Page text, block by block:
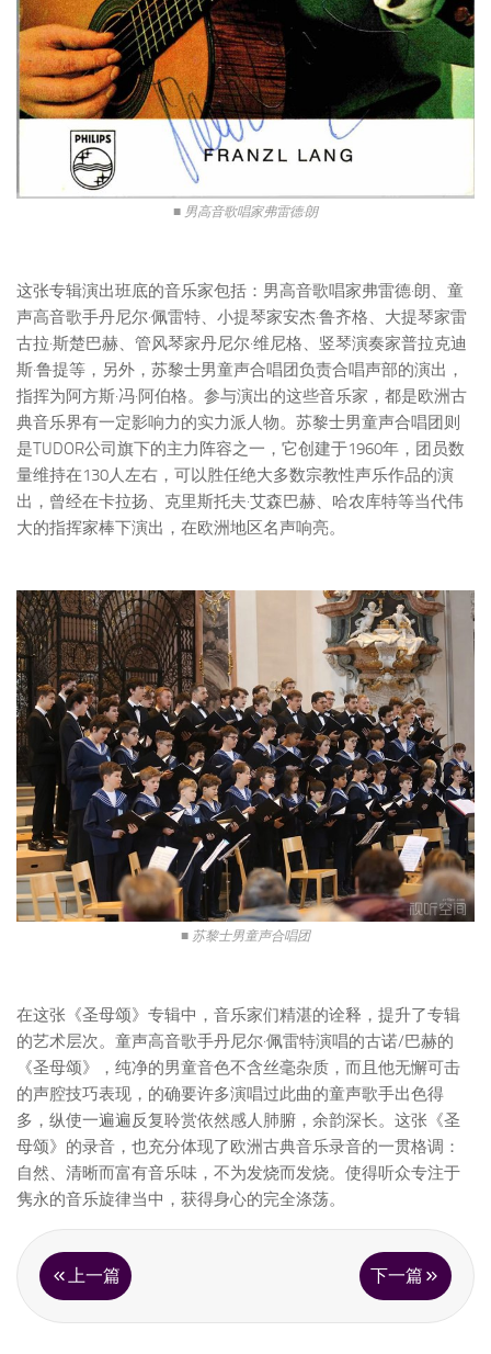
■ 男高音歌唱家弗雷德·朗
这张专辑演出班底的音乐家包括：男高音歌唱家弗雷德·朗、童
声高音歌手丹尼尔·佩雷特、小提琴家安杰·鲁齐格、大提琴家雷
古拉·斯楚巴赫、管风琴家丹尼尔·维尼格、竖琴演奏家普拉克迪
斯·鲁提等，另外，苏黎士男童声合唱团负责合唱声部的演出，
指挥为阿方斯·冯·阿伯格。参与演出的这些音乐家，都是欧洲古
典音乐界有一定影响力的实力派人物。苏黎士男童声合唱团则
是TUDOR公司旗下的主力阵容之一，它创建于1960年，团员数
量维持在130人左右，可以胜任绝大多数宗教性声乐作品的演
出，曾经在卡拉扬、克里斯托夫·艾森巴赫、哈农库特等当代伟
大的指挥家棒下演出，在欧洲地区名声响亮。
■ 苏黎士男童声合唱团
在这张《圣母颂》专辑中，音乐家们精湛的诠释，提升了专辑
的艺术层次。童声高音歌手丹尼尔·佩雷特演唱的古诺/巴赫的
《圣母颂》，纯净的男童音色不含丝毫杂质，而且他无懈可击
的声腔技巧表现，的确要许多演唱过此曲的童声歌手出色得
多，纵使一遍遍反复聆赏依然感人肺腑，余韵深长。这张《圣
母颂》的录音，也充分体现了欧洲古典音乐录音的一贯格调：
自然、清晰而富有音乐味，不为发烧而发烧。使得听众专注于
隽永的音乐旋律当中，获得身心的完全涤荡。
上一篇 下一篇